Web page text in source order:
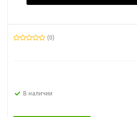
(0)
В наличии